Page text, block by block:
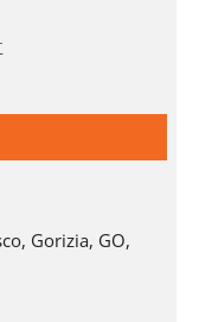
Gorizia, GO,